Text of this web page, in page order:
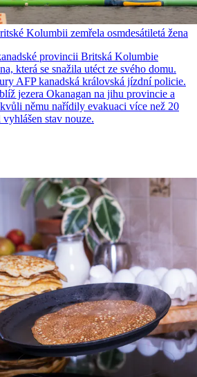
Kolumbii zemřela osmdesátiletá žena
provincii Britská Kolumbie
která se snažila utéct ze svého domu.
AFP kanadská královská jízdní policie.
jezera Okanagan na jihu provincie a
němu nařídily evakuaci více než 20
stav nouze.